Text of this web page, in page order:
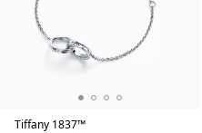
Tiffany 1837™